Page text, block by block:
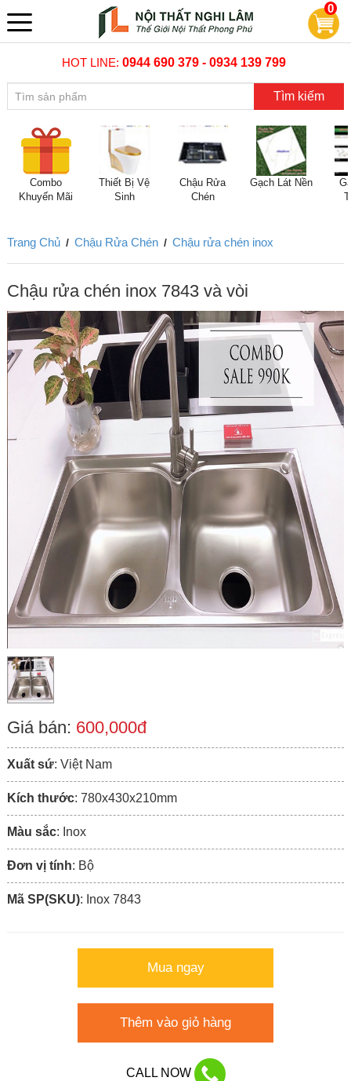
0
HOT LINE:0944 690 379 - 0934 139 799
Tìm kiếm
Combo
Khuyến Mãi
Thiết Bị Vệ
Sinh
Chậu Rửa
Chén
Gạch Lát Nền
Trang Chủ / Chậu Rửa Chén / Chậu rửa chén inox
Chậu rửa chén inox 7843 và vòi
Giá bán: 600,000đ
Xuất sứ: Việt Nam
Kích thước: 780x430x210mm
Màu sắc: Inox
Đơn vị tính: Bộ
Mã SP(SKU): Inox 7843
Mua ngay
Thêm vào giỏ hàng
CALL NOW